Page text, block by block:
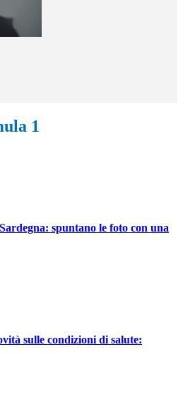
1
spuntano le foto con una
sulle condizioni di salute: